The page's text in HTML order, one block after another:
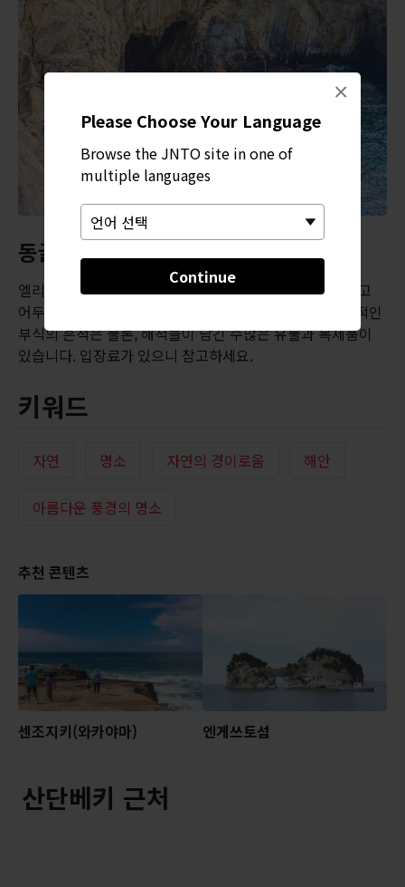
Please Choose Your Language
Browse the JNTO site in one of
multiple languages
Continue
×
동굴 탐험
엘리베이터를 타고 36m 아래 동굴 속으로 내려가 축축하고
어두운 통로를 탐험해보세요. 동굴에는 자연이 만든 인상적인
부식의 흔적은 물론, 해적들이 남긴 수많은 유물과 복제품이
있습니다. 입장료가 있으니 참고하세요.
키워드
자연 명소 자연의 경이로움 해안
아름다운 풍경의 명소
추천 콘텐츠
센조지키(와카야마) 엔게쓰토섬
산단베키 근처